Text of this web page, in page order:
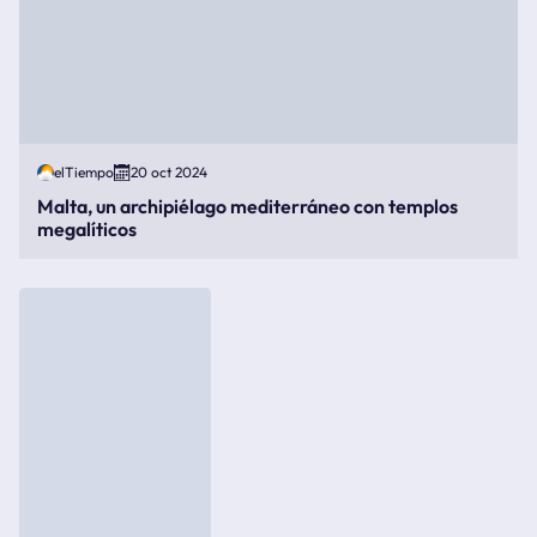
elTiempo 20 oct 2024
Malta, un archipiélago mediterráneo con templos
megalíticos